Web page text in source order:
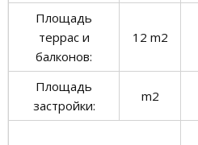
Площадь
террас и
балконов:
12 m2
Площадь
застройки:
m2